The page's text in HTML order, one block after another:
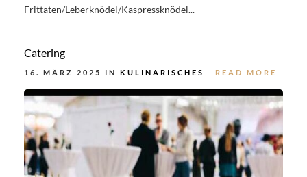
Frittaten/Leberknödel/Kaspressknödel...
Catering
16. MÄRZ 2025 IN KULINARISCHES READ MORE